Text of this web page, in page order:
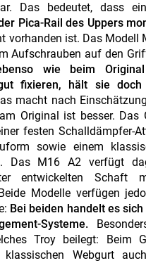
Das bedeutet, dass
Pica-Rail des Uppers
vorhanden ist. Das Modell
Aufschrauben auf den
wie beim
fixieren, hält sie
macht nach
Original ist besser. Das
festen Schalldämpfer-
sowie einem
Das M16 A2 verfügt
entwickelten Schaft
Modelle verfügen
Bei beiden handelt es
Systeme.
Troy beilegt: Beim
Webgurt